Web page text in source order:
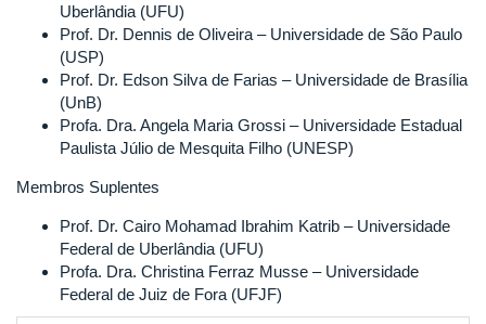
Uberlândia (UFU)
Prof. Dr. Dennis de Oliveira – Universidade de São Paulo
(USP)
Prof. Dr. Edson Silva de Farias – Universidade de Brasília
(UnB)
Profa. Dra. Angela Maria Grossi – Universidade Estadual
Paulista Júlio de Mesquita Filho (UNESP)
Membros Suplentes
Prof. Dr. Cairo Mohamad Ibrahim Katrib – Universidade
Federal de Uberlândia (UFU)
Profa. Dra. Christina Ferraz Musse – Universidade
Federal de Juiz de Fora (UFJF)